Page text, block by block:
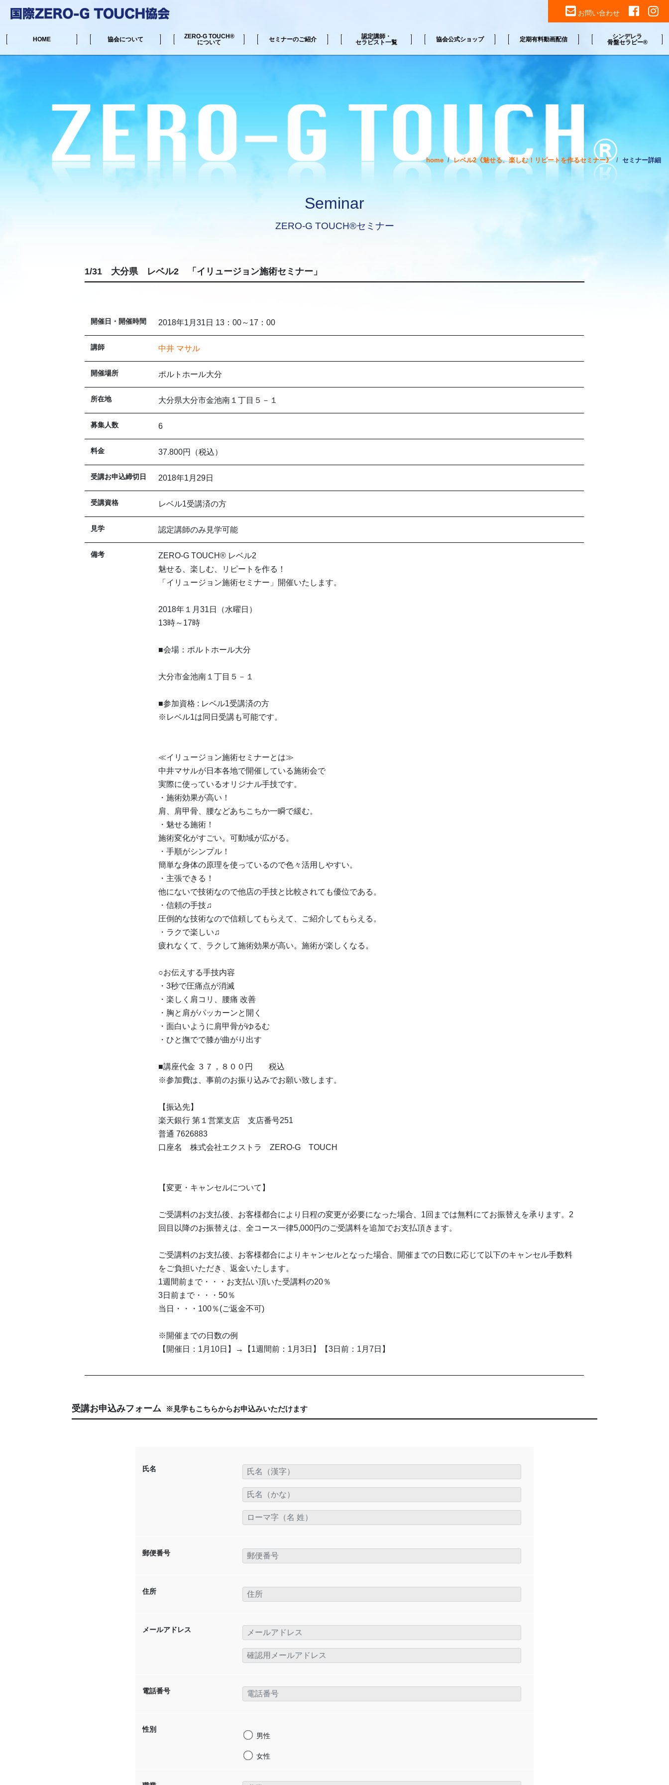
お問い合わせ
HOME 協会について
ZERO-G TOUCH®
について
セミナーのご紹介
認定講師・
セラピスト一覧
協会公式ショップ 定期有料動画配信
シンデレラ
骨盤セラピー®
home レベル2《魅せる、楽しむ！リピートを作るセミナー》 セミナー詳細
Seminar
ZERO-G TOUCH®セミナー
1/31 大分県 レベル2 「イリュージョン施術セミナー」
開催日・開催時間 2018年1月31日 13：00～17：00
講師 中井 マサル
開催場所 ポルトホール大分
所在地 大分県大分市金池南１丁目５－１
募集人数 6
料金 37.800円（税込）
受講お申込締切日 2018年1月29日
受講資格 レベル1受講済の方
見学 認定講師のみ見学可能
備考
ZERO-G TOUCH®︎ レベル2
魅せる、楽しむ、リピートを作る！
「イリュージョン施術セミナー」開催いたします。
2018年１月31日（水曜日）
13時～17時
■会場：ポルトホール大分
大分市金池南１丁目５－１
■参加資格 : レベル1受講済の方
※レベル1は同日受講も可能です。
≪イリュージョン施術セミナーとは≫
中井マサルが日本各地で開催している施術会で
実際に使っているオリジナル手技です。
・施術効果が高い！
肩、肩甲骨、腰などあちこちか一瞬で緩む。
・魅せる施術！
施術変化がすごい。可動域が広がる。
・手順がシンプル！
簡単な身体の原理を使っているので色々活用しやすい。
・主張できる！
他にないで技術なので他店の手技と比較されても優位である。
・信頼の手技♫
圧倒的な技術なので信頼してもらえて、ご紹介してもらえる。
・ラクで楽しい♫
疲れなくて、ラクして施術効果が高い。施術が楽しくなる。
○お伝えする手技内容
・3秒で圧痛点が消滅
・楽しく肩コリ、腰痛 改善
・胸と肩がパッカーンと開く
・面白いように肩甲骨がゆるむ
・ひと撫でで膝が曲がり出す
■講座代金 ３７，８００円 税込
※参加費は、事前のお振り込みでお願い致します。
【振込先】
楽天銀行 第１営業支店 支店番号251
普通 7626883
口座名 株式会社エクストラ ZERO-G TOUCH
【変更・キャンセルについて】
ご受講料のお支払後、お客様都合により日程の変更が必要になった場合、1回までは無料にてお振替えを承ります。2
回目以降のお振替えは、全コース一律5,000円のご受講料を追加でお支払頂きます。
ご受講料のお支払後、お客様都合によりキャンセルとなった場合、開催までの日数に応じて以下のキャンセル手数料
をご負担いただき、返金いたします。
1週間前まで・・・お支払い頂いた受講料の20％
3日前まで・・・50％
当日・・・100％(ご返金不可)
※開催までの日数の例
【開催日：1月10日】→【1週間前：1月3日】【3日前：1月7日】
受講お申込みフォーム ※見学もこちらからお申込みいただけます
氏名
郵便番号
住所
メールアドレス
電話番号
性別
男性
女性